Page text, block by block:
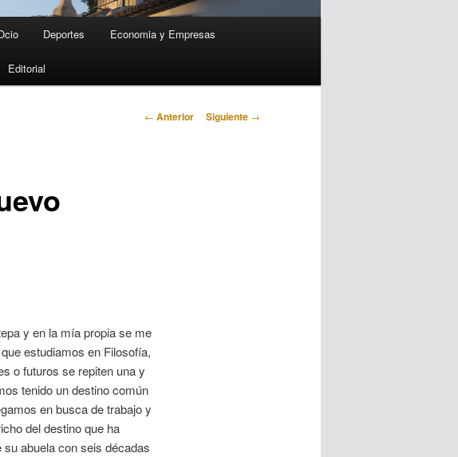
Deportes Economia y Empresas
Editorial
Navegación
← Anterior Siguiente →
y en la mía propia se me
estudiamos en Filosofía,
o futuros se repiten una y
tenido un destino común
en busca de trabajo y
del destino que ha
su abuela con seis décadas